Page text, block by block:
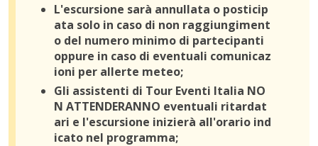
L'escursione sarà annullata o posticip
ata solo in caso di non raggiungiment
o del numero minimo di partecipanti
oppure in caso di eventuali comunicaz
ioni per allerte meteo;
Gli assistenti di Tour Eventi Italia NO
N ATTENDERANNO eventuali ritardat
ari e l'escursione inizierà all'orario ind
icato nel programma;